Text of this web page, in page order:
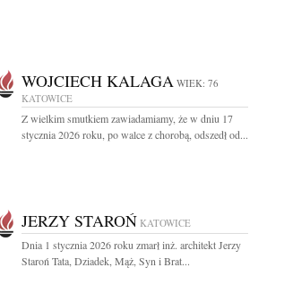
WOJCIECH KALAGA WIEK: 76
KATOWICE
Z wielkim smutkiem zawiadamiamy, że w dniu 17
stycznia 2026 roku, po walce z chorobą, odszedł od...
JERZY STAROŃ KATOWICE
Dnia 1 stycznia 2026 roku zmarł inż. architekt Jerzy
Staroń Tata, Dziadek, Mąż, Syn i Brat...